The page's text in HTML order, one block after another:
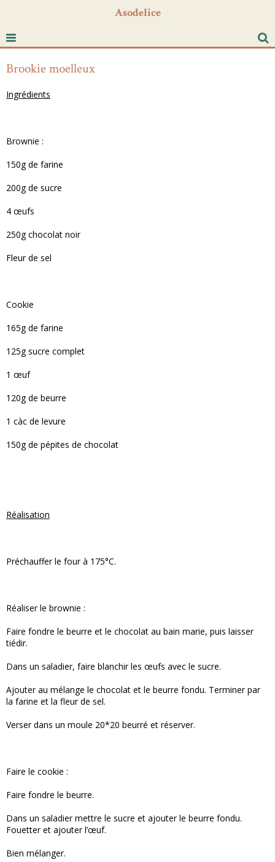
Asodelice
Brookie moelleux
Ingrédients
Brownie :
150g de farine
200g de sucre
4 œufs
250g chocolat noir
Fleur de sel
Cookie
165g de farine
125g sucre complet
1 œuf
120g de beurre
1 càc de levure
150g de pépites de chocolat
Réalisation
Préchauffer le four à 175°C.
Réaliser le brownie :
Faire fondre le beurre et le chocolat au bain marie, puis laisser
tiédir.
Dans un saladier, faire blanchir les œufs avec le sucre.
Ajouter au mélange le chocolat et le beurre fondu. Terminer par
la farine et la fleur de sel.
Verser dans un moule 20*20 beurré et réserver.
Faire le cookie :
Faire fondre le beurre.
Dans un saladier mettre le sucre et ajouter le beurre fondu.
Fouetter et ajouter l’œuf.
Bien mélanger.